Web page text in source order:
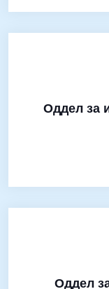
Оддел за
Оддел